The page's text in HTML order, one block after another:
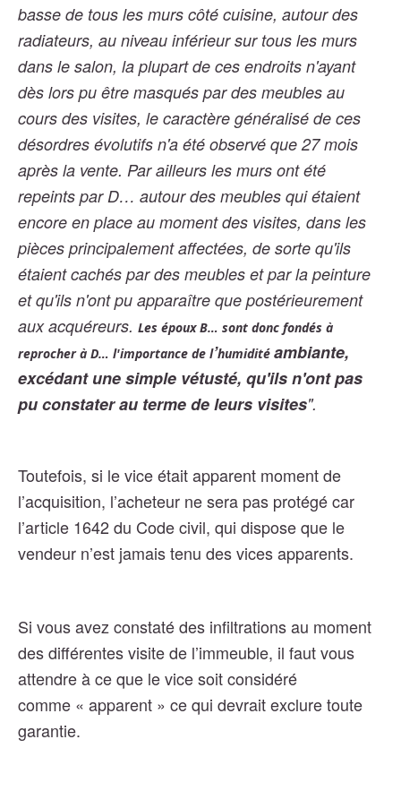
basse de tous les murs côté cuisine, autour des
radiateurs, au niveau inférieur sur tous les murs
dans le salon, la plupart de ces endroits n'ayant
dès lors pu être masqués par des meubles au
cours des visites, le caractère généralisé de ces
désordres évolutifs n'a été observé que 27 mois
après la vente. Par ailleurs les murs ont été
repeints par D… autour des meubles qui étaient
encore en place au moment des visites, dans les
pièces principalement affectées, de sorte qu'ils
étaient cachés par des meubles et par la peinture
et qu'ils n'ont pu apparaître que postérieurement
aux acquéreurs. Les époux B… sont donc fondés à
reprocher à D… l'importance de l’humidité ambiante,
excédant une simple vétusté, qu'ils n'ont pas
pu constater au terme de leurs visites".
Toutefois, si le vice était apparent moment de
l’acquisition, l’acheteur ne sera pas protégé car
l’article 1642 du Code civil, qui dispose que le
vendeur n’est jamais tenu des vices apparents.
Si vous avez constaté des infiltrations au moment
des différentes visite de l’immeuble, il faut vous
attendre à ce que le vice soit considéré
comme « apparent » ce qui devrait exclure toute
garantie.